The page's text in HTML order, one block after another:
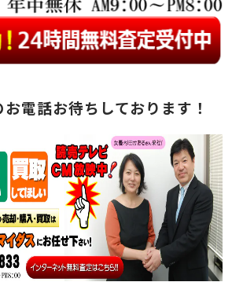
電話お待ちしております！